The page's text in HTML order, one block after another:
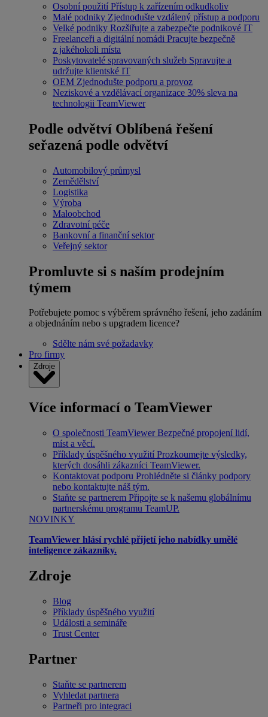
Osobní použití Přístup k zařízením odkudkoliv
Malé podniky Zjednodušte vzdálený přístup a podporu
Velké podniky Rozšiřujte a zabezpečte podnikové IT
Freelanceři a digitální nomádi Pracujte bezpečně
z jakéhokoli místa
Poskytovatelé spravovaných služeb Spravujte a
udržujte klientské IT
OEM Zjednodušte podporu a provoz
Neziskové a vzdělávací organizace 30% sleva na
technologii TeamViewer
Podle odvětví Oblíbená řešení
seřazená podle odvětví
Automobilový průmysl
Zemědělství
Logistika
Výroba
Maloobchod
Zdravotní péče
Bankovní a finanční sektor
Veřejný sektor
Promluvte si s naším prodejním
týmem
Potřebujete pomoc s výběrem správného řešení, jeho zadáním
a objednáním nebo s upgradem licence?
Sdělte nám své požadavky
Pro firmy
Zdroje
Více informací o TeamViewer
O společnosti TeamViewer Bezpečné propojení lidí,
míst a věcí.
Příklady úspěšného využití Prozkoumejte výsledky,
kterých dosáhli zákazníci TeamViewer.
Kontaktovat podporu Prohlédněte si články podpory
nebo kontaktujte náš tým.
Staňte se partnerem Připojte se k našemu globálnímu
partnerskému programu TeamUP.
NOVINKY
TeamViewer hlásí rychlé přijetí jeho nabídky umělé
inteligence zákazníky.
Zdroje
Blog
Příklady úspěšného využití
Události a semináře
Trust Center
Partner
Staňte se partnerem
Vyhledat partnera
Partneři pro integraci